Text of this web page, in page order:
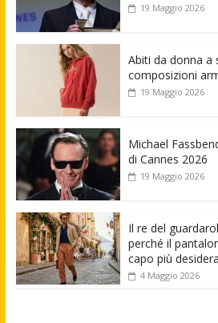
19 Maggio 2026
Abiti da donna a
composizioni
19 Maggio 2026
Michael
di Cannes 2026
19 Maggio 2026
Il re del
perché il
capo più
4 Maggio 2026